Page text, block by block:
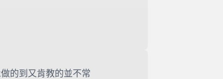
的到又肯教的並不常